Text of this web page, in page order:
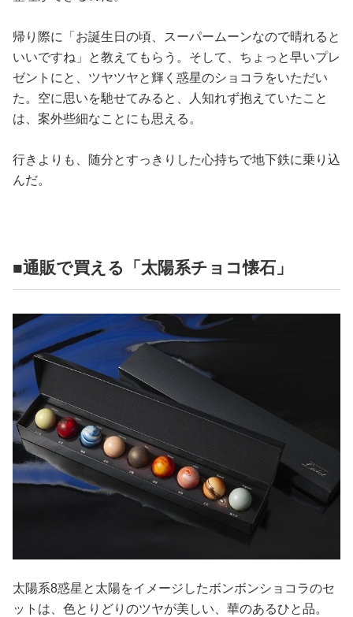
帰り際に「お誕生日の頃、スーパームーンなので晴れると
いいですね」と教えてもらう。そして、ちょっと早いプレ
ゼントにと、ツヤツヤと輝く惑星のショコラをいただい
た。空に思いを馳せてみると、人知れず抱えていたこと
は、案外些細なことにも思える。
行きよりも、随分とすっきりした心持ちで地下鉄に乗り込
んだ。
■通販で買える「太陽系チョコ懐石」
太陽系8惑星と太陽をイメージしたボンボンショコラのセ
ットは、色とりどりのツヤが美しい、華のあるひと品。